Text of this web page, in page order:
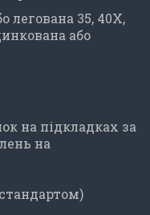
легована 35, 40Х,
або
на підкладках за
на